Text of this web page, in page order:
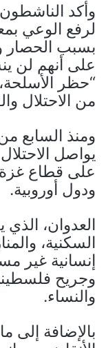
وأكد
لرفع الوعي
بسبب الحصار
على أنهم لن
من الاحتلال
يواصل
على قطاع
ودول أوروبية.
العدوان،
السكنية،
وجريح
والنساء.